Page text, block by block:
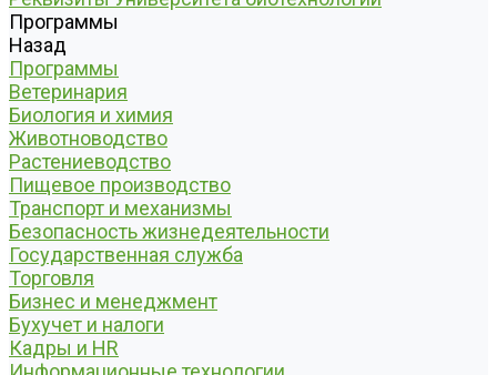
Программы
Назад
Программы
Ветеринария
Биология и химия
Животноводство
Растениеводство
Пищевое производство
Транспорт и механизмы
Безопасность жизнедеятельности
Государственная служба
Торговля
Бизнес и менеджмент
Бухучет и налоги
Кадры и HR